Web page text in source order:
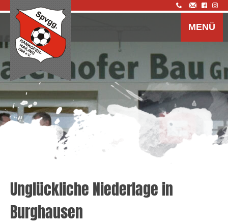
MENÜ
Unglückliche Niederlage in
Burghausen